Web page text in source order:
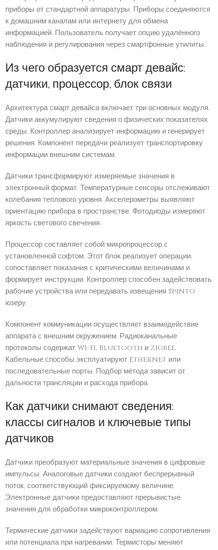
приборы от стандартной аппаратуры. Приборы соединяются
к домашним каналам или интернету для обмена
информацией. Пользователь получает опцию удалённого
наблюдения и регулирования через смартфонные утилиты.
Из чего образуется смарт девайс:
датчики, процессор, блок связи
Архитектура смарт девайса включает три основных модуля.
Датчики аккумулируют сведения о физических показателях
среды. Контроллер анализирует информацию и генерирует
решения. Компонент передачи реализует транспортировку
информации внешним системам.
Датчики трансформируют измеряемые значения в
электронный формат. Температурные сенсоры отслеживают
колебания теплового уровня. Акселерометры выявляют
ориентацию прибора в пространстве. Фотодиоды измеряют
яркость светового свечения.
Процессор составляет собой микропроцессор с
установленной софтом. Этот блок реализует операции,
сопоставляет показания с критическими величинами и
формирует инструкции. Контроллер способен задействовать
рабочие устройства или передавать извещения Spinto
юзеру.
Компонент коммуникации осуществляет взаимодействие
аппарата с внешним окружением. Радиоканальные
протоколы содержат Wi-Fi, Bluetooth и Zigbee.
Кабельные способы эксплуатируют Ethernet или
последовательные порты. Подбор метода зависит от
дальности трансляции и расхода прибора.
Как датчики снимают сведения:
классы сигналов и ключевые типы
датчиков
Датчики преобразуют материальные значения в цифровые
импульсы. Аналоговые датчики создают беспрерывный
поток, соответствующий фиксируемому величине.
Электронные датчики предоставляют прерывистые
значения для обработки микроконтроллером.
Термические датчики задействуют вариацию сопротивления
или потенциала при нагревании. Термисторы меняют